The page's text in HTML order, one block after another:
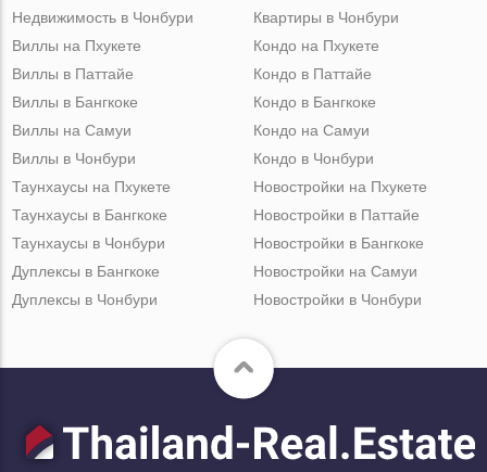
Недвижимость в Чонбури
Квартиры в Чонбури
Виллы на Пхукете
Виллы в Паттайе
Виллы в Бангкоке
Виллы на Самуи
Виллы в Чонбури
Кондо на Пхукете
Кондо в Паттайе
Кондо в Бангкоке
Кондо на Самуи
Кондо в Чонбури
Таунхаусы на Пхукете
Таунхаусы в Бангкоке
Таунхаусы в Чонбури
Дуплексы в Бангкоке
Дуплексы в Чонбури
Новостройки на Пхукете
Новостройки в Паттайе
Новостройки в Бангкоке
Новостройки на Самуи
Новостройки в Чонбури